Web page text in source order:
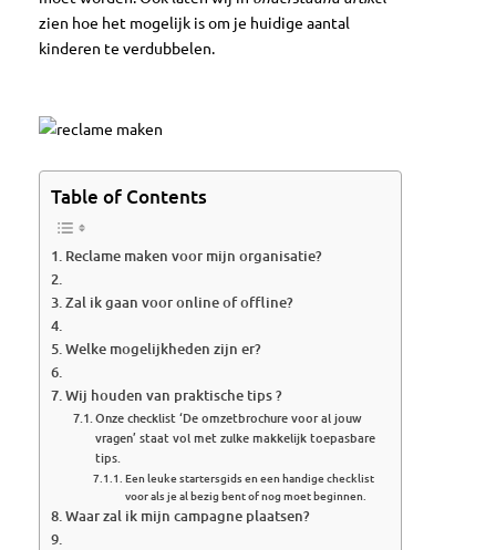
zien hoe het mogelijk is om je huidige aantal
kinderen te verdubbelen.
Table of Contents
Reclame maken voor mijn organisatie?
Zal ik gaan voor online of offline?
Welke mogelijkheden zijn er?
Wij houden van praktische tips ?
Onze checklist ‘De omzetbrochure voor al jouw
vragen’ staat vol met zulke makkelijk toepasbare
tips.
Een leuke startersgids en een handige checklist
voor als je al bezig bent of nog moet beginnen.
Waar zal ik mijn campagne plaatsen?